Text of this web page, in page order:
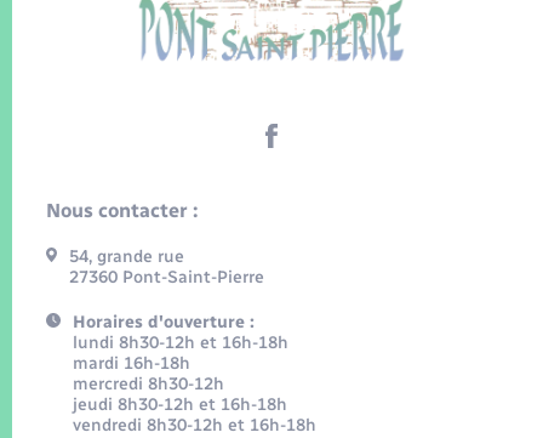
Nous contacter :
54, grande rue
27360 Pont-Saint-Pierre
Horaires d'ouverture :
lundi 8h30-12h et 16h-18h
mardi 16h-18h
mercredi 8h30-12h
jeudi 8h30-12h et 16h-18h
vendredi 8h30-12h et 16h-18h